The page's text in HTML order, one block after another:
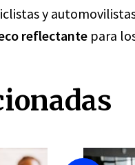
y
reflectante para